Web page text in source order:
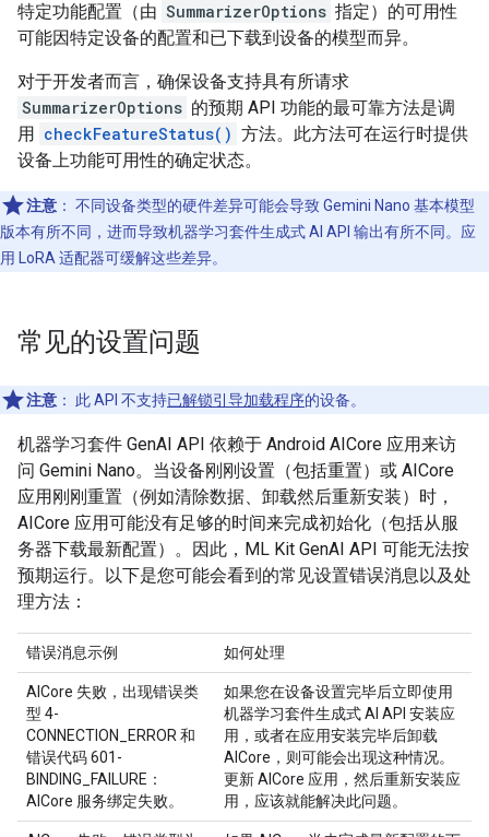
特定功能配置（由 SummarizerOptions 指定）的可用性
可能因特定设备的配置和已下载到设备的模型而异。
对于开发者而言，确保设备支持具有所请求
SummarizerOptions 的预期 API 功能的最可靠方法是调
用 checkFeatureStatus() 方法。此方法可在运行时提供
设备上功能可用性的确定状态。
注意 ： 不同设备类型的硬件差异可能会导致 Gemini Nano 基本模型
版本有所不同，进而导致机器学习套件生成式 AI API 输出有所不同。应
用 LoRA 适配器可缓解这些差异。
常见的设置问题
注意 ： 此 API 不支持已解锁引导加载程序的设备。
机器学习套件 GenAI API 依赖于 Android AICore 应用来访
问 Gemini Nano。当设备刚刚设置（包括重置）或 AICore
应用刚刚重置（例如清除数据、卸载然后重新安装）时，
AICore 应用可能没有足够的时间来完成初始化（包括从服
务器下载最新配置）。因此，ML Kit GenAI API 可能无法按
预期运行。以下是您可能会看到的常见设置错误消息以及处
理方法：
错误消息示例 如何处理
AICore 失败，出现错误类
型 4-
CONNECTION_ERROR 和
错误代码 601-
BINDING_FAILURE：
AICore 服务绑定失败。
如果您在设备设置完毕后立即使用
机器学习套件生成式 AI API 安装应
用，或者在应用安装完毕后卸载
AICore，则可能会出现这种情况。
更新 AICore 应用，然后重新安装应
用，应该就能解决此问题。